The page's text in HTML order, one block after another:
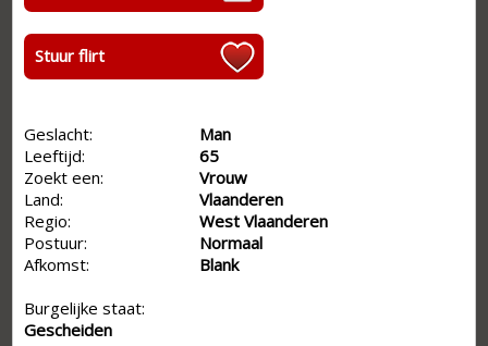
Stuur flirt
Geslacht:
Man
Leeftijd:
65
Zoekt een:
Vrouw
Land:
Vlaanderen
Regio:
West Vlaanderen
Postuur:
Normaal
Afkomst:
Blank
Burgelijke staat:
Gescheiden